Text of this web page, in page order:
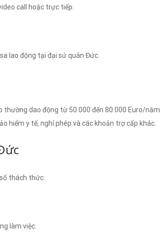
call hoặc trực tiếp.
lao động tại đại sứ quán Đức.
dao động từ 50.000 đến 80.000 Euro/năm.
hiểm y tế, nghỉ phép và các khoản trợ cấp khác.
thách thức:
làm việc.